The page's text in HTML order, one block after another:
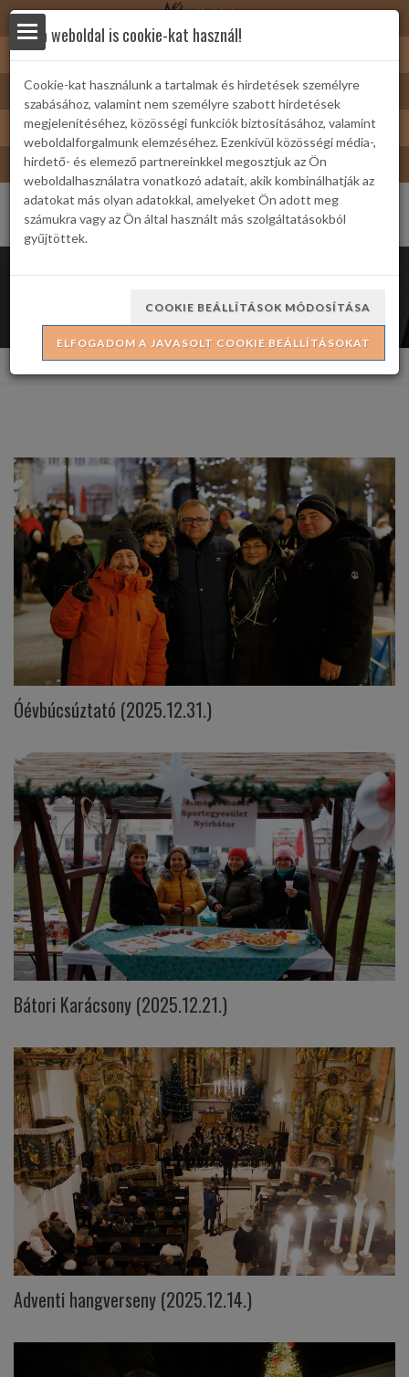
Nyírbátor
Nyírbátor/Barát kártya
Turizmus
Bátor Televízió
Rendezvények 2025
Óévbúcsúztató (2025.12.31.)
Bátori Karácsony (2025.12.21.)
Adventi hangverseny (2025.12.14.)
Ez a weboldal is cookie-kat használ!
Cookie-kat használunk a tartalmak és hirdetések személyre
szabásához, valamint nem személyre szabott hirdetések
megjelenítéséhez, közösségi funkciók biztosításához, valamint
weboldalforgalmunk elemzéséhez. Ezenkívül közösségi média-,
hirdető- és elemező partnereinkkel megosztjuk az Ön
weboldalhasználatra vonatkozó adatait, akik kombinálhatják az
adatokat más olyan adatokkal, amelyeket Ön adott meg
számukra vagy az Ön által használt más szolgáltatásokból
gyűjtöttek.
COOKIE BEÁLLÍTÁSOK MÓDOSÍTÁSA
ELFOGADOM A JAVASOLT COOKIE BEÁLLÍTÁSOKAT